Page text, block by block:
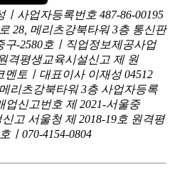
사업자등록번호 487-86-00195
28, 메리츠강북타워 3층 통신판
구-2580호ㅣ직업정보제공사업
격평생교육시설신고 제 원
멘토ㅣ대표이사 이재성 04512
리츠강북타워 3층 사업자등록
업신고번호 제 2021-서울중
고 서울청 제 2018-19호 원격평
ㅣ070-4154-0804